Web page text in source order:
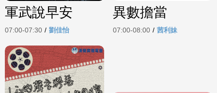
軍武說早安
07:00-07:30 / 劉佳怡
異數擔當
07:00-08:00 / 茜利妹